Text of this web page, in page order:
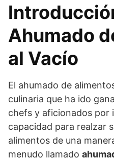
Ahumado
al Vacío
El ahumado de
culinaria que ha ido
chefs y aficionados por
capacidad para realzar
alimentos de una
menudo llamado